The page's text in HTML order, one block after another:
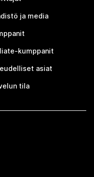
ja media
kumppanit
asiat
tila